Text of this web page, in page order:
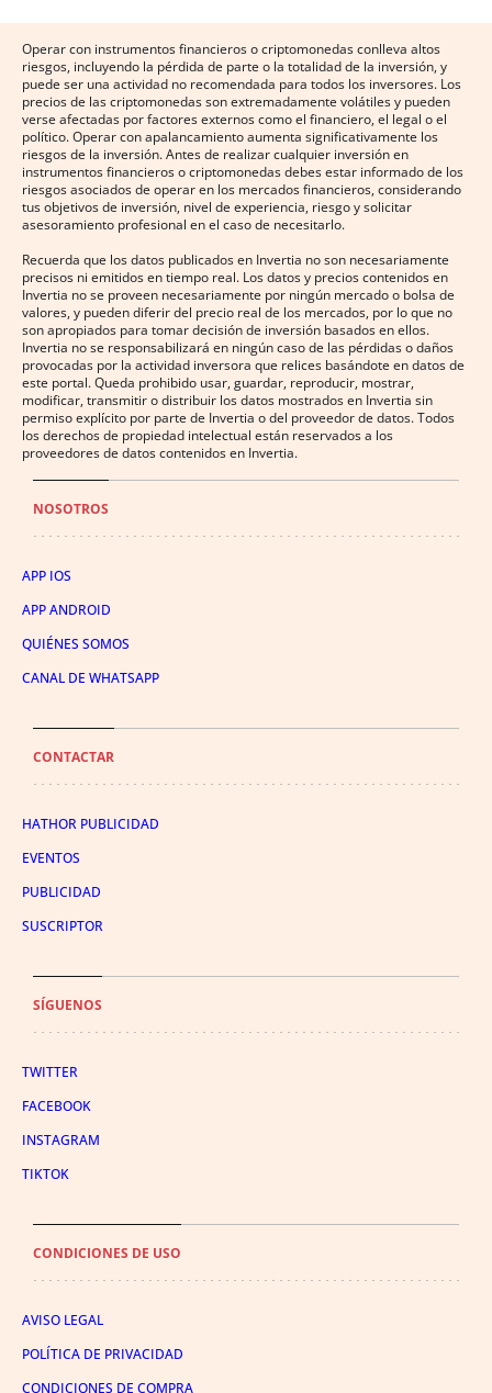
Operar con instrumentos financieros o criptomonedas conlleva altos
riesgos, incluyendo la pérdida de parte o la totalidad de la inversión, y
puede ser una actividad no recomendada para todos los inversores. Los
precios de las criptomonedas son extremadamente volátiles y pueden
verse afectadas por factores externos como el financiero, el legal o el
político. Operar con apalancamiento aumenta significativamente los
riesgos de la inversión. Antes de realizar cualquier inversión en
instrumentos financieros o criptomonedas debes estar informado de los
riesgos asociados de operar en los mercados financieros, considerando
tus objetivos de inversión, nivel de experiencia, riesgo y solicitar
asesoramiento profesional en el caso de necesitarlo.
Recuerda que los datos publicados en Invertia no son necesariamente
precisos ni emitidos en tiempo real. Los datos y precios contenidos en
Invertia no se proveen necesariamente por ningún mercado o bolsa de
valores, y pueden diferir del precio real de los mercados, por lo que no
son apropiados para tomar decisión de inversión basados en ellos.
Invertia no se responsabilizará en ningún caso de las pérdidas o daños
provocadas por la actividad inversora que relices basándote en datos de
este portal. Queda prohibido usar, guardar, reproducir, mostrar,
modificar, transmitir o distribuir los datos mostrados en Invertia sin
permiso explícito por parte de Invertia o del proveedor de datos. Todos
los derechos de propiedad intelectual están reservados a los
proveedores de datos contenidos en Invertia.
NOSOTROS
APP IOS
APP ANDROID
QUIÉNES SOMOS
CANAL DE WHATSAPP
CONTACTAR
HATHOR PUBLICIDAD
EVENTOS
PUBLICIDAD
SUSCRIPTOR
SÍGUENOS
TWITTER
FACEBOOK
INSTAGRAM
TIKTOK
CONDICIONES DE USO
AVISO LEGAL
POLÍTICA DE PRIVACIDAD
CONDICIONES DE COMPRA